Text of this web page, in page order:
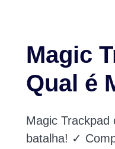
Magic
Qual é
Magic
batalha! ✓